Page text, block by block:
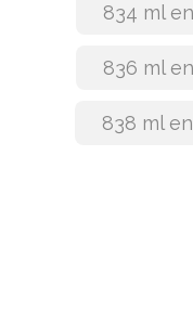
834 ml
836 ml
838 ml